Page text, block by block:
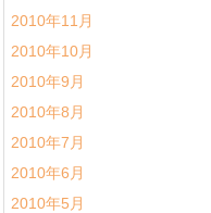
2010年11月
2010年10月
2010年9月
2010年8月
2010年7月
2010年6月
2010年5月